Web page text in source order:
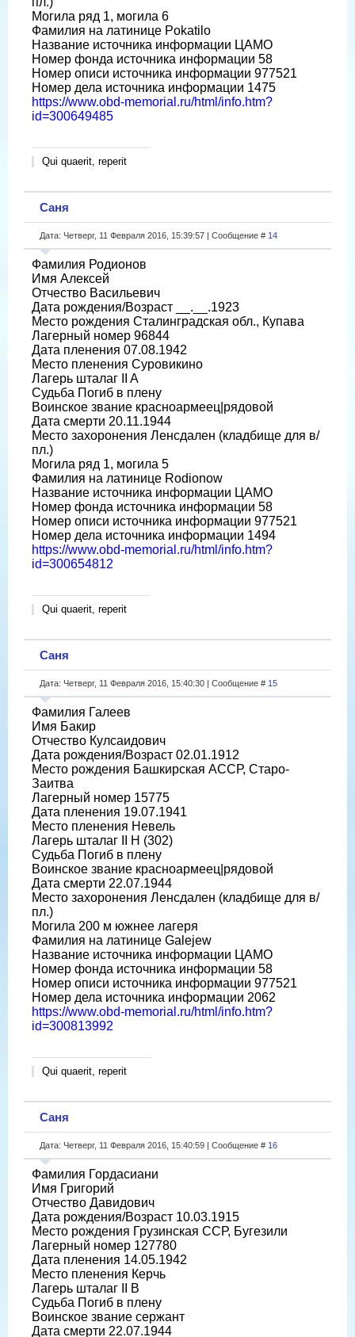
Могила ряд 1, могила 6
Фамилия на латинице Pokatilo
Название источника информации ЦАМО
Номер фонда источника информации 58
Номер описи источника информации 977521
Номер дела источника информации 1475
https://www.obd-memorial.ru/html/info.htm?
id=300649485
Qui quaerit, reperit
Саня
Дата: Четверг, 11 Февраля 2016, 15:39:57 | Сообщение # 14
Фамилия Родионов
Имя Алексей
Отчество Васильевич
Дата рождения/Возраст __.__.1923
Место рождения Сталинградская обл., Купава
Лагерный номер 96844
Дата пленения 07.08.1942
Место пленения Суровикино
Лагерь шталаг II A
Судьба Погиб в плену
Воинское звание красноармеец|рядовой
Дата смерти 20.11.1944
Место захоронения Ленсдален (кладбище для в/
пл.)
Могила ряд 1, могила 5
Фамилия на латинице Rodionow
Название источника информации ЦАМО
Номер фонда источника информации 58
Номер описи источника информации 977521
Номер дела источника информации 1494
https://www.obd-memorial.ru/html/info.htm?
id=300654812
Qui quaerit, reperit
Саня
Дата: Четверг, 11 Февраля 2016, 15:40:30 | Сообщение # 15
Фамилия Галеев
Имя Бакир
Отчество Кулсаидович
Дата рождения/Возраст 02.01.1912
Место рождения Башкирская АССР, Старо-
Заитва
Лагерный номер 15775
Дата пленения 19.07.1941
Место пленения Невель
Лагерь шталаг II H (302)
Судьба Погиб в плену
Воинское звание красноармеец|рядовой
Дата смерти 22.07.1944
Место захоронения Ленсдален (кладбище для в/
пл.)
Могила 200 м южнее лагеря
Фамилия на латинице Galejew
Название источника информации ЦАМО
Номер фонда источника информации 58
Номер описи источника информации 977521
Номер дела источника информации 2062
https://www.obd-memorial.ru/html/info.htm?
id=300813992
Qui quaerit, reperit
Саня
Дата: Четверг, 11 Февраля 2016, 15:40:59 | Сообщение # 16
Фамилия Гордасиани
Имя Григорий
Отчество Давидович
Дата рождения/Возраст 10.03.1915
Место рождения Грузинская ССР, Бугезили
Лагерный номер 127780
Дата пленения 14.05.1942
Место пленения Керчь
Лагерь шталаг II B
Судьба Погиб в плену
Воинское звание сержант
Дата смерти 22.07.1944